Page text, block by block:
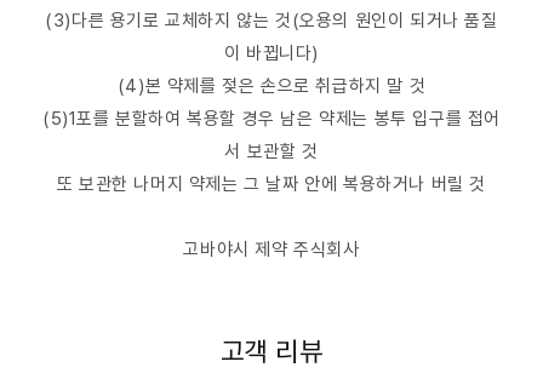
(3)다른 용기로 교체하지 않는 것(오용의 원인이 되거나 품질
이 바뀝니다)
(4)본 약제를 젖은 손으로 취급하지 말 것
(5)1포를 분할하여 복용할 경우 남은 약제는 봉투 입구를 접어
서 보관할 것
또 보관한 나머지 약제는 그 날짜 안에 복용하거나 버릴 것
고바야시 제약 주식회사
고객 리뷰